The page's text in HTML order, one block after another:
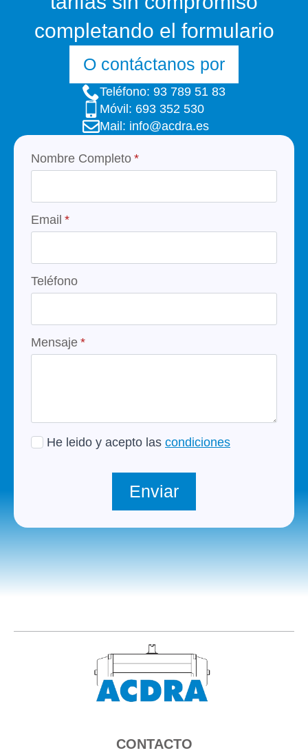
completando el formulario
O contáctanos por
Teléfono: 93 789 51 83
Móvil: 693 352 530
Mail: info@acdra.es
Nombre Completo *
Email *
Teléfono
Mensaje *
He leido y acepto las condiciones
Enviar
CONTACTO